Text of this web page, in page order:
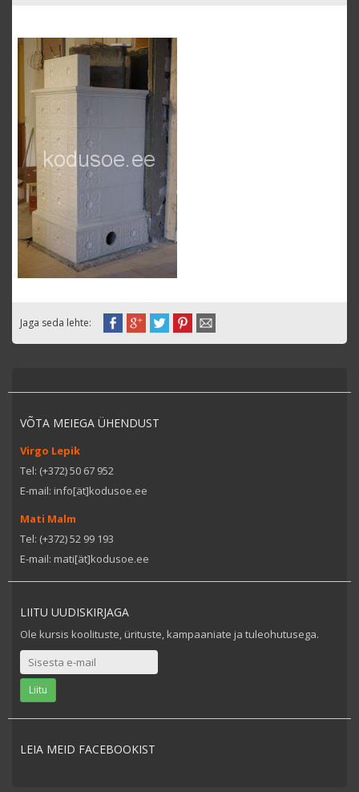
Jaga seda lehte:
VÕTA MEIEGA ÜHENDUST
Virgo Lepik
Tel: (+372) 50 67 952
E-mail: info[ät]kodusoe.ee
Mati Malm
Tel: (+372) 52 99 193
E-mail: mati[ät]kodusoe.ee
LIITU UUDISKIRJAGA
Ole kursis koolituste, ürituste, kampaaniate ja tuleohutusega.
LEIA MEID FACEBOOKIST